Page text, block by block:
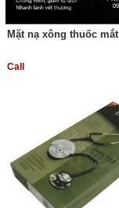
Mặt nạ xông thuốc mắt
Call